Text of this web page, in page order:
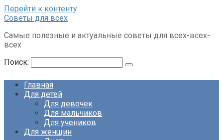
Перейти к контенту
Советы для всех
Самые полезные и актуальные советы для всех-всех-
всех
Поиск:
Главная
Для детей
Для девочек
Для мальчиков
Для учеников
Для женщин